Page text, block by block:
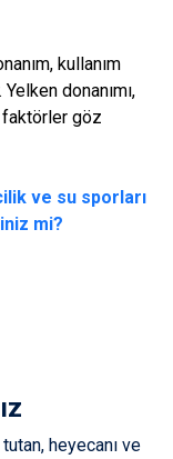
kullanım
donanımı,
faktörler göz
ve su sporları
mi?
heyecanı ve